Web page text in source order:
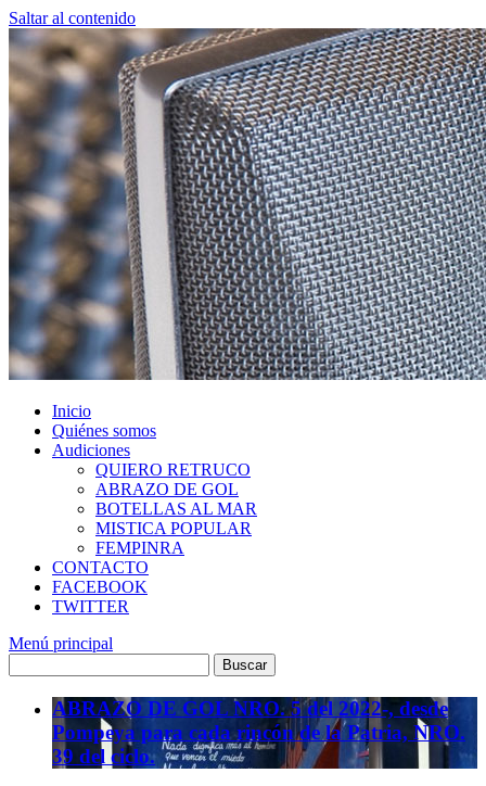
Saltar al contenido
Inicio
Quiénes somos
Audiciones
QUIERO RETRUCO
ABRAZO DE GOL
BOTELLAS AL MAR
MISTICA POPULAR
FEMPINRA
CONTACTO
FACEBOOK
TWITTER
Menú principal
ABRAZO DE GOL NRO. 5 del 2022-, desde
Pompeya para cada rincón de la Patria, NRO.
39 del ciclo.